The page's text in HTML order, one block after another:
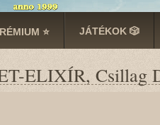
⭐ JÁTÉKOK 🎲
ELIXÍR, Csillag